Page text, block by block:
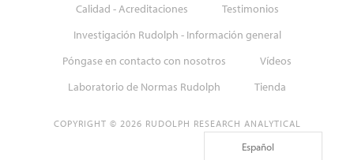
Calidad - Acreditaciones
Testimonios
Investigación Rudolph - Información general
Póngase en contacto con nosotros
Vídeos
Laboratorio de Normas Rudolph
Tienda
COPYRIGHT © 2026 RUDOLPH RESEARCH ANALYTICAL
Español